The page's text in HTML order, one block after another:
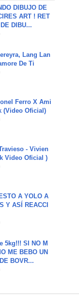
DIBUJO DE
ART ! RET
DIBU...
Lang Lan
De Ti
Ferro X Ami
(Video Oficial)
- Vivien
Video Oficial )
A YOLO A
Y ASÍ REACCI
5kg!!! SI NO M
ME BEBO UN
BOVR...